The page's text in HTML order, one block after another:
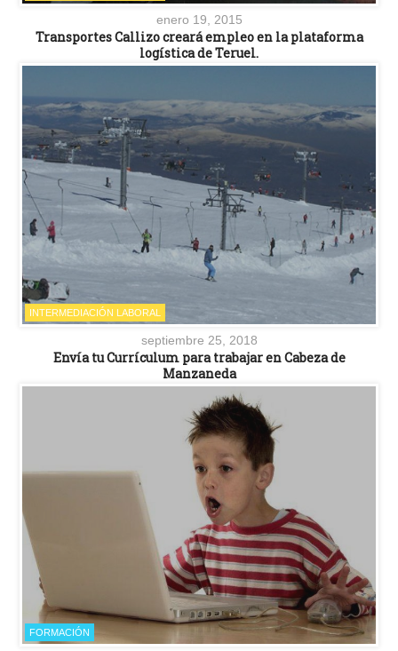
enero 19, 2015
Transportes Callizo creará empleo en la plataforma
logística de Teruel.
INTERMEDIACIÓN LABORAL
septiembre 25, 2018
Envía tu Currículum para trabajar en Cabeza de
Manzaneda
FORMACIÓN